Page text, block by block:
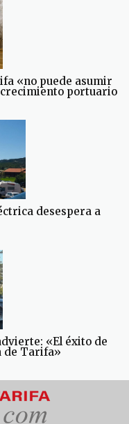
«no puede asumir
portuario
desespera a
«El éxito de
de Tarifa»